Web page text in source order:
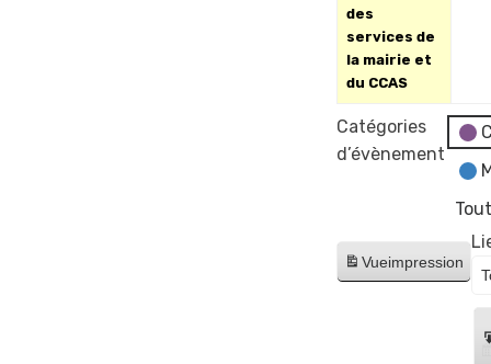
des
services de
la mairie et
du CCAS
Catégories
d’évènement
Vueimpression